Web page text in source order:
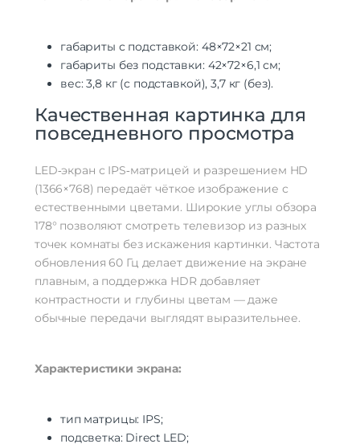
габариты с подставкой: 48×72×21 см;
габариты без подставки: 42×72×6,1 см;
вес: 3,8 кг (с подставкой), 3,7 кг (без).
Качественная картинка для
повседневного просмотра
LED‑экран с IPS‑матрицей и разрешением HD
(1366×768) передаёт чёткое изображение с
естественными цветами. Широкие углы обзора
178° позволяют смотреть телевизор из разных
точек комнаты без искажения картинки. Частота
обновления 60 Гц делает движение на экране
плавным, а поддержка HDR добавляет
контрастности и глубины цветам — даже
обычные передачи выглядят выразительнее.
Характеристики экрана:
тип матрицы: IPS;
подсветка: Direct LED;